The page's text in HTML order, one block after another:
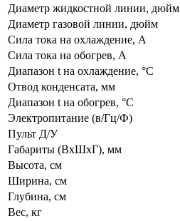
Диаметр жидкостной линии, дюйм
Диаметр газовой линии, дюйм
Сила тока на охлаждение, А
Сила тока на обогрев, А
Диапазон t на охлаждение, °С
Отвод конденсата, мм
Диапазон t на обогрев, °С
Электропитание (в/Гц/Ф)
Пульт Д/У
Габариты (ВxШxГ), мм
Высота, см
Ширина, см
Глубина, см
Вес, кг